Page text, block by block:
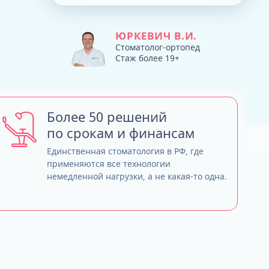
Нужно ли переплачивать за бренд
имплантов?
Straumann (Швейцария)
Nobel Biocare (США)
Neodent (Бразилия/Швейцария)
Dentium (Юж. Корея)
Тюнинг зубных протезов - продляем
ТРГ и ортодонтический прогноз
Smile VR и моделирование
результата
ЮРКЕВИЧ В.И.
Стоматолог-ортопед
Стаж более 19+
Более 50 решений
по срокам и финансам
Единственная стоматология в РФ, где
применяются все технологии
немедленной нагрузки, а не какая-то одна.